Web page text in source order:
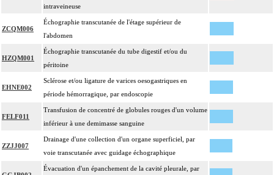
intraveineuse
ZCQM006
Échographie transcutanée de l'étage supérieur de
l'abdomen
HZQM001
Échographie transcutanée du tube digestif et/ou du
péritoine
EHNE002
Sclérose et/ou ligature de varices oesogastriques en
période hémorragique, par endoscopie
FELF011
Transfusion de concentré de globules rouges d'un volume
inférieur à une demimasse sanguine
ZZJJ007
Drainage d'une collection d'un organe superficiel, par
voie transcutanée avec guidage échographique
Évacuation d'un épanchement de la cavité pleurale, par